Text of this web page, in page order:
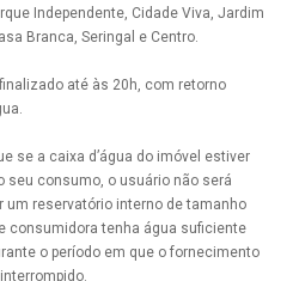
Independente, Cidade Viva, Jardim
Branca, Seringal e Centro.
até às 20h, com retorno
se a caixa d’água do imóvel estiver
seu consumo, o usuário não será
um reservatório interno de tamanho
consumidora tenha água suficiente
o período em que o fornecimento